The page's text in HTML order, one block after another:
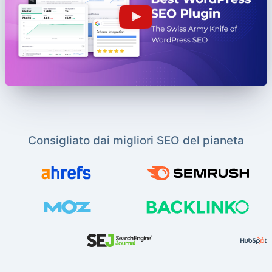
Consigliato dai migliori SEO del pianeta